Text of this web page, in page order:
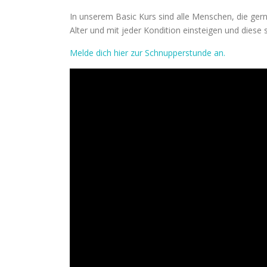
In unserem Basic Kurs sind alle Menschen, die
Alter und mit jeder Kondition einsteigen und
Melde dich hier zur Schnupperstunde an.